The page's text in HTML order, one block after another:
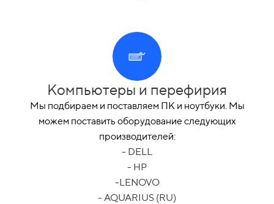
Компьютеры и перефирия
Мы подбираем и поставляем ПК и ноутбуки. Мы
можем поставить оборудование следующих
производителей:
- DELL
- HP
-LENOVO
- AQUARIUS (RU)